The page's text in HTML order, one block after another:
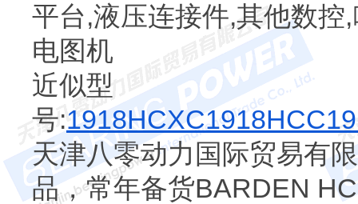
平台,液压连接件,其他数
电图机
近似型
号:1918HCXC1918HC
天津八零动力国际贸易有
品，常年备货BARDEN